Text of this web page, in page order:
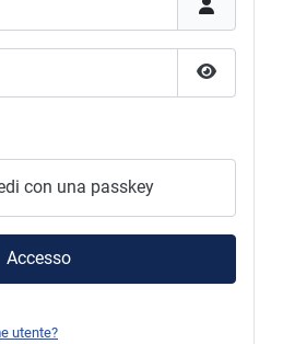
Mostra
con una passkey
Accesso
utente?